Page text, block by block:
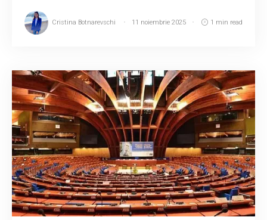
Cristina Botnarevschi 11 noiembrie 2025 1 min read